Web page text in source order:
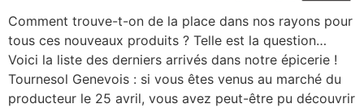
Comment trouve-t-on de la place dans nos rayons pour
tous ces nouveaux produits ? Telle est la question…
Voici la liste des derniers arrivés dans notre épicerie !
Tournesol Genevois : si vous êtes venus au marché du
producteur le 25 avril, vous avez peut-être pu découvrir